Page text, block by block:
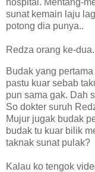
hospital. Mentang-
sunat kemain laju
potong dia punya..
Redza orang ke-dua.
Budak yang
pastu kuar sebab
pun sama gak. Dah
So dokter suruh
Mujur jugak budak
budak tu kuar bilik
taknak sunat pulak?
Kalau ko tengok